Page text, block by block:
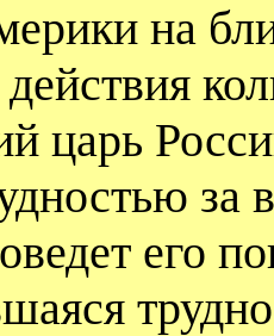
на
действия
царь
за
его